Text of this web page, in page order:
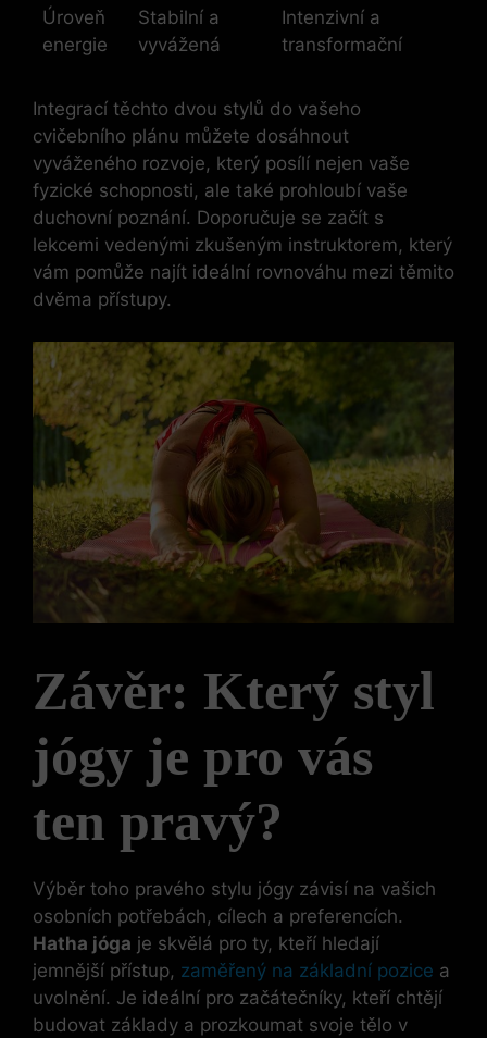
Úroveň
energie
Stabilní a
vyvážená
Intenzivní a
transformační
Integrací těchto dvou stylů do vašeho
cvičebního plánu můžete dosáhnout
vyváženého rozvoje, který posílí nejen vaše
fyzické schopnosti, ale také prohloubí vaše
duchovní poznání. Doporučuje se začít s
lekcemi vedenými zkušeným instruktorem, který
vám pomůže najít ideální rovnováhu mezi těmito
dvěma přístupy.
Závěr: Který styl
jógy je pro vás
ten pravý?
Výběr toho pravého stylu jógy závisí na vašich
osobních potřebách, cílech a preferencích.
Hatha jóga je skvělá pro ty, kteří hledají
jemnější přístup, zaměřený na základní pozice a
uvolnění. Je ideální pro začátečníky, kteří chtějí
budovat základy a prozkoumat svoje tělo v